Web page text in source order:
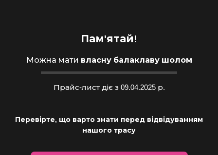
Пам'ятай!
Можна мати власну балаклаву шолом
Прайс-лист діє з 09.04.2025 р.
Перевірте, що варто знати перед відвідуванням
нашого трасу